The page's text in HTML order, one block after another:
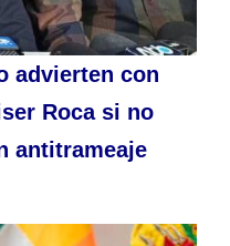
advierten con
Roca si no
antitrameaje